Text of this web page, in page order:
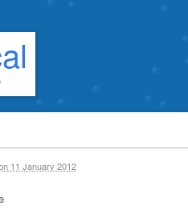
11 January 2012